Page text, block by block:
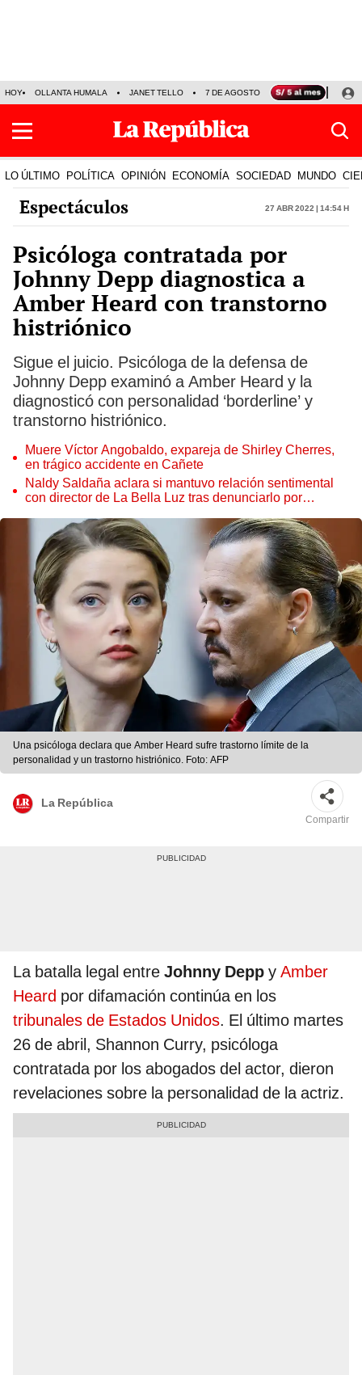
HOY OLLANTA HUMALA JANET TELLO 7 DE AGOSTO TINKA RESULTADOS
LO ÚLTIMO POLÍTICA OPINIÓN ECONOMÍA SOCIEDAD MUNDO
Espectáculos 27 Abr 2022 | 14:54 h
Psicóloga contratada por
Johnny Depp diagnostica a
Amber Heard con transtorno
histriónico
Sigue el juicio. Psicóloga de la defensa de
Johnny Depp examinó a Amber Heard y la
diagnosticó con personalidad ‘borderline’ y
transtorno histriónico.
Muere Víctor Angobaldo, expareja de Shirley Cherres,
en trágico accidente en Cañete
Naldy Saldaña aclara si mantuvo relación sentimental
con director de La Bella Luz tras denunciarlo por
Una psicóloga declara que Amber Heard sufre trastorno límite de la
personalidad y un trastorno histriónico. Foto: AFP
La República
Compartir
La batalla legal entre Johnny Depp y Amber
Heard por difamación continúa en los
tribunales de Estados Unidos. El último martes
26 de abril, Shannon Curry, psicóloga
contratada por los abogados del actor, dieron
revelaciones sobre la personalidad de la actriz.